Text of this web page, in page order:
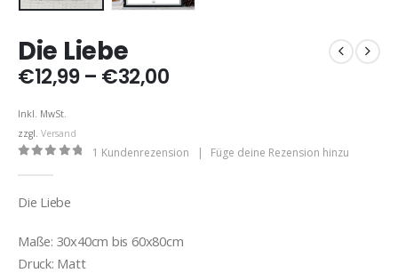
Die Liebe
€12,99 – €32,00Preisspanne:
Inkl. MwSt.
zzgl. Versand
1 Kundenrezension | Füge deine Rezension hinzu
Die Liebe
Maße: 30x40cm bis 60x80cm
Druck: Matt